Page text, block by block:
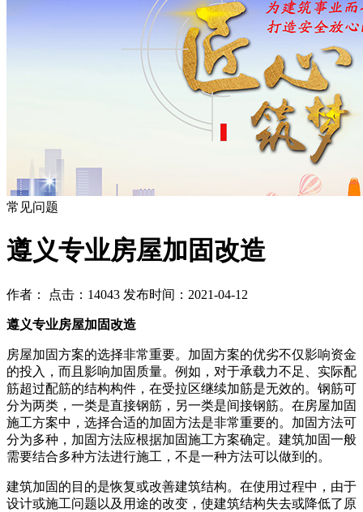
常见问题
遵义专业房屋加固改造
作者： 点击：14043 发布时间：2021-04-12
遵义专业房屋加固改造
房屋加固方案的选择非常重要。加固方案的优劣不仅影响资金
的投入，而且影响加固质量。例如，对于承载力不足、实际配
筋超过配筋的结构构件，在受拉区继续加筋是无效的。钢筋可
分为两类，一类是直接钢筋，另一类是间接钢筋。在房屋加固
施工方案中，选择合适的加固方法是非常重要的。加固方法可
分为多种，加固方法应根据加固施工方案确定。建筑加固一般
需要结合多种方法进行施工，不是一种方法可以做到的。
建筑加固的目的是恢复或改善建筑结构。在使用过程中，由于
设计或施工问题以及用途的改变，使建筑结构失去或降低了原